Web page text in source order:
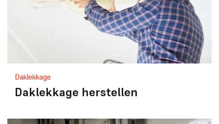
Daklekkage
Daklekkage herstellen